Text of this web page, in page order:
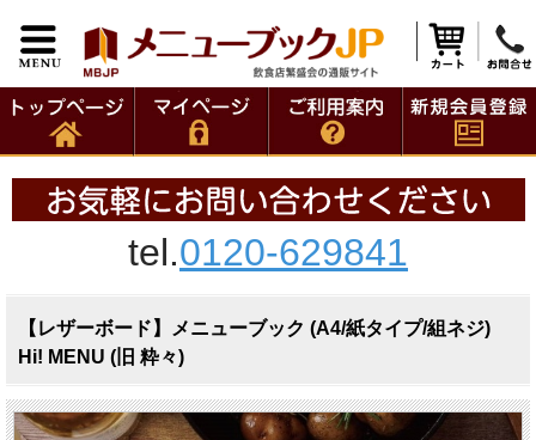
tel.0120-629841
【レザーボード】メニューブック (A4/紙タイプ/組ネジ)
Hi! MENU (旧 粋々)